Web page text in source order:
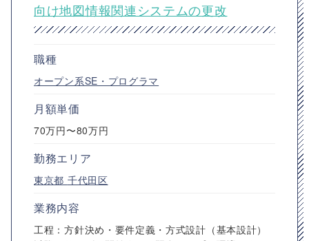
向け地図情報関連システムの更改
職種
オープン系SE・プログラマ
月額単価
70万円〜80万円
勤務エリア
東京都 千代田区
業務内容
工程：方針決め・要件定義・方式設計（基本設計）